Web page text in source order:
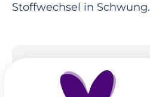
Stoffwechsel in Schwung.